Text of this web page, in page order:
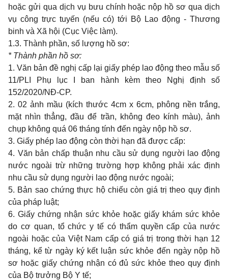
hoặc gửi qua dịch vụ bưu chính hoặc nộp hồ sơquadịch
vụ công trực tuyến (nếu có) tới Bộ Lao động - Thương
binh và Xã hội (Cục Việc làm).
1.3. Thành phần, số lượng hồ sơ:
* Thành phần hồ sơ:
1. Văn bản đề nghị cấp lại giấy phép lao động theo mẫu số
11/PLI
Phụ lục I ban hành kèm theo
Nghị định số
152/2020/NĐ-CP.
2. 02 ảnh mầu (kích thước 4cm x 6cm, phông nền trắng,
mặt nhìn thẳng, đầu để trần, không đeo kính màu), ảnh
chụp không quá 06 tháng tính đến ngày nộp hồ sơ.
3. Giấy phép lao động còn thời hạn đã được cấp:
4. Văn bản chấp thuận nhu cầu sử dụng người laođộng
nước ngoài trừ những trường hợp không phải xác định
nhu cầu sử dụng người lao động nước ngoài;
5. Bản saochứng thực hộ chiếu còn giá trịtheo quyđịnh
của pháp luật;
6. Giấy chứng nhận sức khỏe hoặc giấy khám sức khỏe
do cơ quan, tổ chứcytế có thẩm quyền cấp của nước
ngoài hoặc của Việt Nam cấp có giá trị trong thời hạn 12
tháng, kể từ ngày ký kết luận sức khỏe đến ngày nộp hồ
sơ hoặc giấy chứng nhận có đủ sức khỏetheo quyđịnh
của Bộ trưởng Bộ Y tế;